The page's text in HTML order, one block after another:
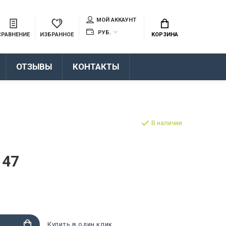
ИЗБРАННОЕ
МОЙ АККАУНТ
РУБ.
КОРЗИНА
ОТЗЫВЫ КОНТАКТЫ
В наличии
Купить в один клик